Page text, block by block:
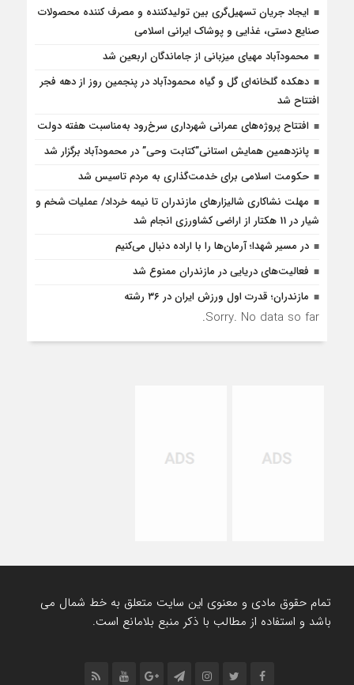
ایجاد جریان تسهیل‌گری بین تولیدکننده و مصرف کننده محصولات
صنایع دستی، غذایی و پوشاک ایرانی اسلامی
محمودآباد مهیای میزبانی از جاماندگان اربعین شد
دهکده گلخانه‌ای گل و گیاه محمودآباد در پنجمین روز از دهه فجر
افتتاح شد
افتتاح پروژه‌های عمرانی شهرداری سرخ‌رود به‌مناسبت هفته دولت
پانزدهمین همایش استانی”کتابت وحی” در محمودآباد برگزار شد
حکومت اسلامی برای خدمت‌گذاری به مردم تاسیس شد
مهلت نشاکاری شالیزارهای مازندران تا نیمه خرداد/ عملیات شخم و
شیار در 11 هکتار از اراضی کشاورزی انجام شد
در مسیر شهدا؛ آرمان‌ها را با اراده دنبال می‌کنیم
فعالیت‌های دریایی در مازندران ممنوع شد
مازندران؛ قدرت اول ورزش ایران در ۳۶ رشته
Sorry. No data so far.
تمام حقوق مادی و معنوی این سایت متعلق به خط شمال می
باشد و استفاده از مطالب با ذکر منبع بلامانع است.